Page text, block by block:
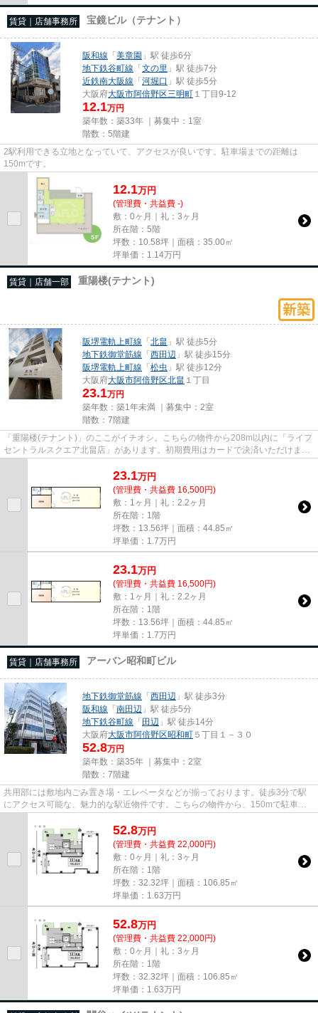
賃貸｜店舗事務所 宝鏡ビル（テナント）
阪和線 「美章園 」駅 徒歩6分
地下鉄谷町線 「文の里 」駅 徒歩7分
近鉄南大阪線 「河堀口 」駅 徒歩5分
大阪府大阪市阿倍野区三明町 １丁目9‐12
12.1万円
築年数：築33年 ｜募集中： 1室
階数：5階建
2駅利用できる立地となっていて、アクセスが良いです。駐車場までの距離は
150mです。
12.1万円
(管理費・共益費 -)
敷：0ヶ月｜礼：3ヶ月
所在階：5階
坪数：10.58坪｜面積：35.00㎡
坪単価： 1.14万円
賃貸｜店舗一部 重陽楼(テナント)
阪堺電軌上町線 「北畠 」駅 徒歩5分
地下鉄御堂筋線 「西田辺 」駅 徒歩15分
阪堺電軌上町線 「松虫 」駅 徒歩12分
大阪府大阪市阿倍野区北畠 １丁目
23.1万円
築年数：築1年未満 ｜募集中： 2室
階数：7階建
「重陽楼(テナント)」のここがイチオシ。こちらの物件から208m以内に「ライフ
セントラルスクエア北畠店」があります。初期費用はカードで決済いただけま
す。令和7年築の物件となってお...
23.1万円
(管理費・共益費 16,500円)
敷：1ヶ月｜礼：2.2ヶ月
所在階：1階
坪数：13.56坪｜面積：44.85㎡
坪単価： 1.7万円
23.1万円
(管理費・共益費 16,500円)
敷：1ヶ月｜礼：2.2ヶ月
所在階：1階
坪数：13.56坪｜面積：44.85㎡
坪単価： 1.7万円
賃貸｜店舗事務所 アーバン昭和町ビル
地下鉄御堂筋線 「西田辺 」駅 徒歩3分
阪和線 「南田辺 」駅 徒歩5分
地下鉄谷町線 「田辺 」駅 徒歩14分
大阪府大阪市阿倍野区昭和町 ５丁目１－３０
52.8万円
築年数：築35年 ｜募集中： 2室
階数：7階建
共用部には敷地内ごみ置き場・エレベータなどが揃っております。徒歩3分で駅
にアクセス可能な、魅力的な駅近物件です。こちらの物件から、150mで駐車場
です。2駅利用可能な物件で移動...
52.8万円
(管理費・共益費 22,000円)
敷：0ヶ月｜礼：3ヶ月
所在階：1階
坪数：32.32坪｜面積：106.85㎡
坪単価： 1.63万円
52.8万円
(管理費・共益費 22,000円)
敷：0ヶ月｜礼：3ヶ月
所在階：1階
坪数：32.32坪｜面積：106.85㎡
坪単価： 1.63万円